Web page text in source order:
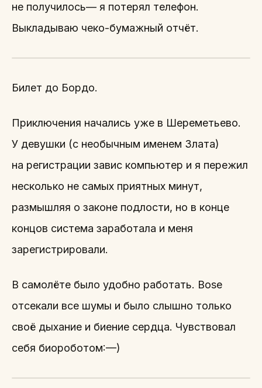
не получилось— я потерял телефон.
Выкладываю чеко-бумажный отчёт.
Билет до Бордо.
Приключения начались уже в Шереметьево.
У девушки (с необычным именем Злата)
на регистрации завис компьютер и я пережил
несколько не самых приятных минут,
размышляя о законе подлости, но в конце
концов система заработала и меня
зарегистрировали.
В самолёте было удобно работать. Bose
отсекали все шумы и было слышно только
своё дыхание и биение сердца. Чувствовал
себя биороботом:—)